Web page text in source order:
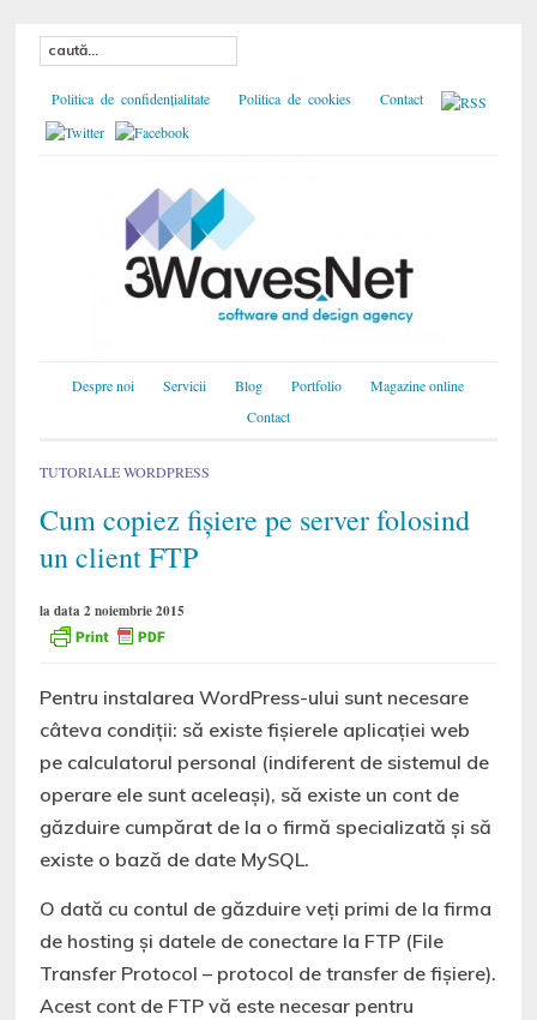
Politica de confidențialitate Politica de cookies Contact
Despre noi Servicii Blog Portfolio
Magazine online
Contact
TUTORIALE WORDPRESS
Cum copiez fișiere pe server folosind
un client FTP
la data 2 noiembrie 2015
Pentru instalarea WordPress-ului sunt necesare
câteva condiții: să existe fișierele aplicației web
pe calculatorul personal (indiferent de sistemul de
operare ele sunt aceleași), să existe un cont de
găzduire cumpărat de la o firmă specializată și să
existe o bază de date MySQL.
O dată cu contul de găzduire veți primi de la firma
de hosting și datele de conectare la FTP (File
Transfer Protocol – protocol de transfer de fișiere).
Acest cont de FTP vă este necesar pentru